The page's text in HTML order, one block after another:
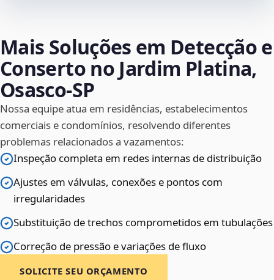
Mais Soluções em Detecção e
Conserto no Jardim Platina,
Osasco‑SP
Nossa equipe atua em residências, estabelecimentos
comerciais e condomínios, resolvendo diferentes
problemas relacionados a vazamentos:
Inspeção completa em redes internas de distribuição
Ajustes em válvulas, conexões e pontos com
irregularidades
Substituição de trechos comprometidos em tubulações
Correção de pressão e variações de fluxo
SOLICITE SEU ORÇAMENTO